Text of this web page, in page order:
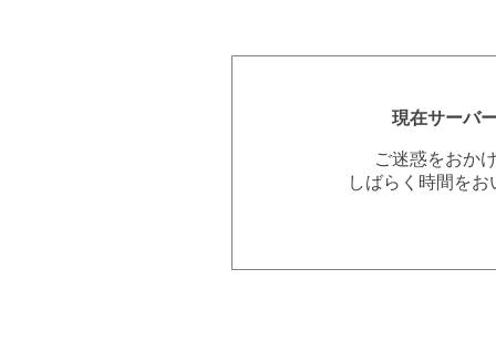
現在サーバ
ご迷惑をおか
しばらく時間を